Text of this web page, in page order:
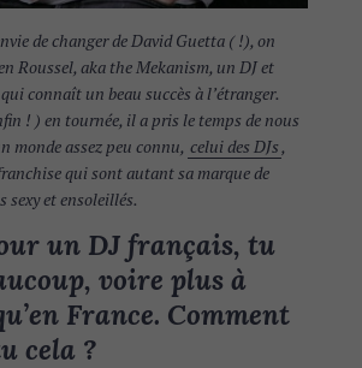
de changer de David Guetta ( !), on
Roussel, aka the Mekanism, un DJ et
connaît un beau succès à l’étranger.
! ) en tournée, il a pris le temps de nous
monde assez peu connu, celui des DJs,
qui sont autant sa marque de
sexy et ensoleillés.
un DJ français, tu
voire plus à
France. Comment
cela ?